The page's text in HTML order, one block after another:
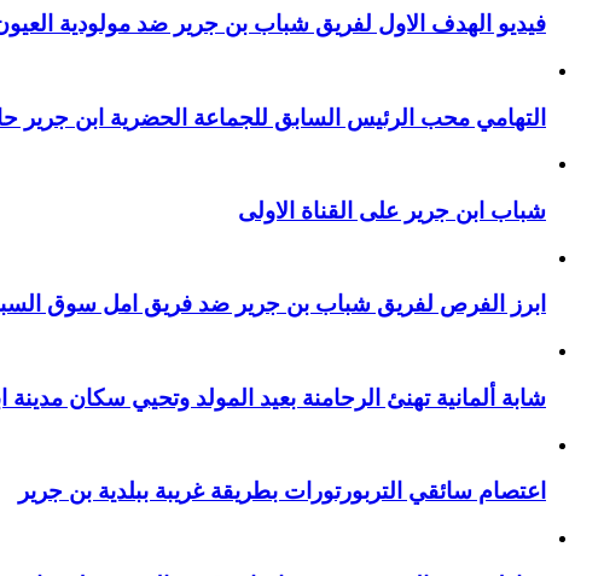
فيديو الهدف الاول لفريق شباب بن جرير ضد مولودية
التهامي محب الرئيس السابق للجماعة الحضرية ابن جرير
شباب ابن جرير على القناة الاولى
ابرز الفرص لفريق شباب بن جرير ضد فريق امل سوق
شابة ألمانية تهنئ الرحامنة بعيد المولد وتحيي سكان مدينة
اعتصام سائقي التربورتورات بطريقة غريبة ببلدية بن جرير